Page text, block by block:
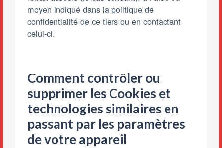
moyen indiqué dans la politique de
confidentialité de ce tiers ou en contactant
celui-ci.
Comment contrôler ou
supprimer les Cookies et
technologies similaires en
passant par les paramètres
de votre appareil